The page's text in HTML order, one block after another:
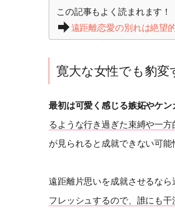
この記事もよく読まれます！
遠距離恋愛の別れは絶望
寛大な女性でも豹変
最初は可愛く感じる嫉妬やケン
るような行き過ぎた束縛や一
が見られると成就できない可能
遠距離片思いを成就させるなら
フレッシュするので、誰にも